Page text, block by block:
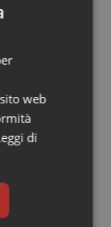
ministro
non
Ssn”
ora è
servizi. Il
Regioni
e
web
di